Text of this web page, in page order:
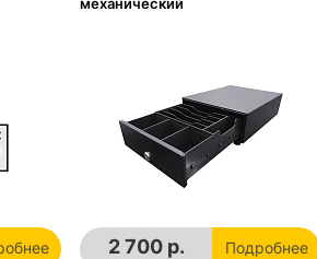
2 700 р. Подробнее